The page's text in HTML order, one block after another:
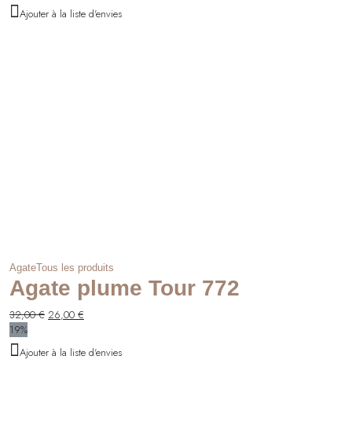
Ajouter à la liste d'envies
AgateTous les produits
Agate plume Tour 772
32,00€ Le
était :
26,00 €
est :
19%
Ajouter à la liste d'envies